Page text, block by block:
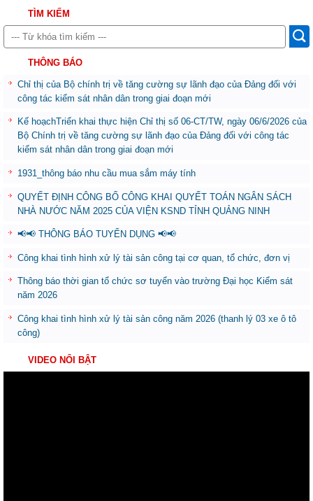
TÌM KIẾM
THÔNG BÁO
Chỉ thị của Bộ chính trị về tăng cường sự lãnh đạo của Đảng đối với
công tác kiểm sát nhân dân trong giai đoạn mới
Kế hoạchTriển khai thực hiện Chỉ thị số 06-CT/TW, ngày 06/6/2026 của
Bộ Chính trị về tăng cường sự lãnh đạo của Đảng đối với công tác
kiểm sát nhân dân trong giai đoạn mới
1931_thông báo nhu cầu mua sắm máy tính
QUYẾT ĐỊNH CÔNG BỐ CÔNG KHAI QUYẾT TOÁN NGÂN SÁCH
NHÀ NƯỚC NĂM 2025 CỦA VIỆN KSND TỈNH QUẢNG NINH
📢📢 THÔNG BÁO TUYỂN DỤNG 📢📢
Công khai tình hình xử lý tài sản công tại cơ quan, tổ chức, đơn vị
Thông báo thời gian tổ chức sơ tuyển vào trường Đại học Kiểm sát
năm 2026
Công khai tình hình xử lý tài sản công năm 2026 (thanh lý 03 xe ô tô
công)
VIDEO NỔI BẬT